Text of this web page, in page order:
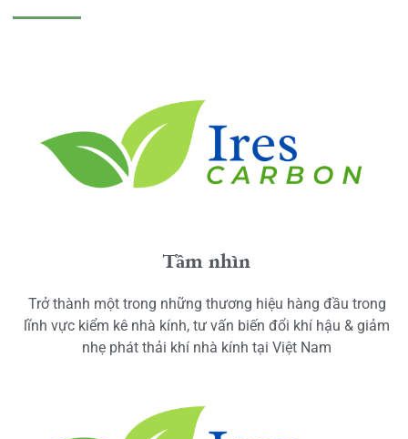
Tầm nhìn
Trở thành một trong những thương hiệu hàng đầu trong
lĩnh vực kiểm kê nhà kính, tư vấn biến đổi khí hậu & giảm
nhẹ phát thải khí nhà kính tại Việt Nam